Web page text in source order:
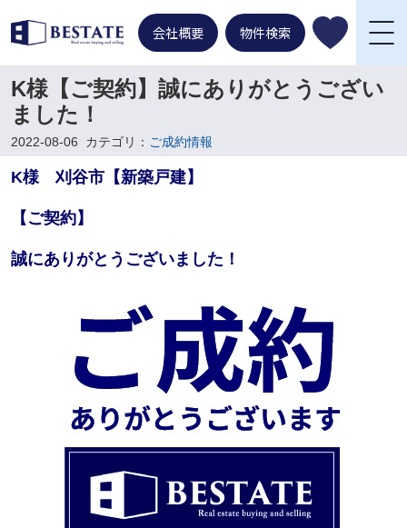
会社概要 物件検索
K様【ご契約】誠にありがとうござい
ました！
2022-08-06 カテゴリ： ご成約情報
K様 刈谷市【新築戸建】
【ご契約】
誠にありがとうございました！